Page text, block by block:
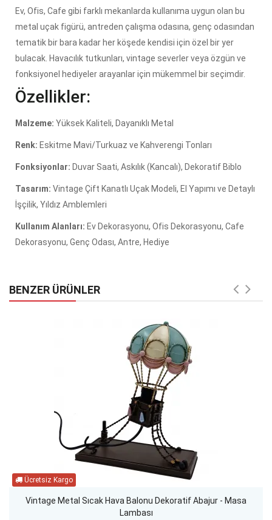
Ev, Ofis, Cafe gibi farklı mekanlarda kullanıma uygun olan bu
metal uçak figürü, antreden çalışma odasına, genç odasından
tematik bir bara kadar her köşede kendisi için özel bir yer
bulacak. Havacılık tutkunları, vintage severler veya özgün ve
fonksiyonel hediyeler arayanlar için mükemmel bir seçimdir.
Özellikler:
Malzeme: Yüksek Kaliteli, Dayanıklı Metal
Renk: Eskitme Mavi/Turkuaz ve Kahverengi Tonları
Fonksiyonlar: Duvar Saati, Askılık (Kancalı), Dekoratif Biblo
Tasarım: Vintage Çift Kanatlı Uçak Modeli, El Yapımı ve Detaylı
İşçilik, Yıldız Amblemleri
Kullanım Alanları: Ev Dekorasyonu, Ofis Dekorasyonu, Cafe
Dekorasyonu, Genç Odası, Antre, Hediye
BENZER ÜRÜNLER
Vintage Metal Sıcak Hava Balonu Dekoratif Abajur - Masa
Lambası